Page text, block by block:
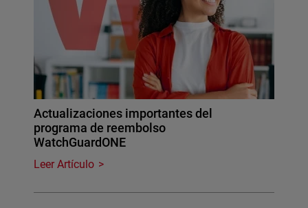
Actualizaciones importantes del
programa de reembolso
WatchGuardONE
Leer Artículo